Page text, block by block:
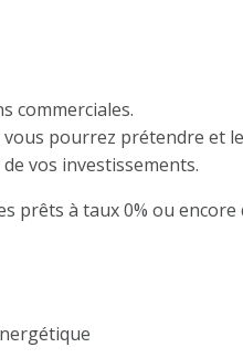
commerciales.
pourrez prétendre et
vos investissements.
prêts à taux 0% ou